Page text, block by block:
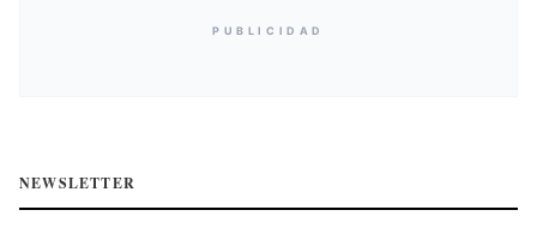
PUBLICIDAD
NEWSLETTER